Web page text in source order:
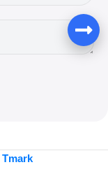
Tmark